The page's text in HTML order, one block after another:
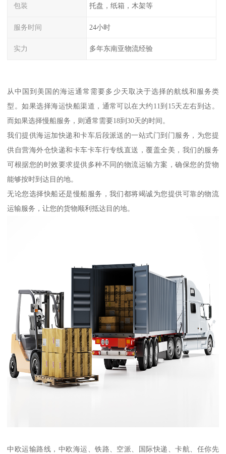
包装 托盘，纸箱，木架等
服务时间 24小时
实力 多年东南亚物流经验
从中国到美国的海运通常需要多少天取决于选择的航线和服务类
型。如果选择海运快船渠道，通常可以在大约11到15天左右到达。
而如果选择慢船服务，则通常需要18到30天的时间。
我们提供海运加快递和卡车后段派送的一站式门到门服务，为您提
供自营海外仓快递和卡车卡车行专线直送，覆盖全美，我们的服务
可根据您的时效要求提供多种不同的物流运输方案，确保您的货物
能够按时到达目的地。
无论您选择快船还是慢船服务，我们都将竭诚为您提供可靠的物流
运输服务，让您的货物顺利抵达目的地。
中欧运输路线，中欧海运、铁路、空派、国际快递、卡航、任你先